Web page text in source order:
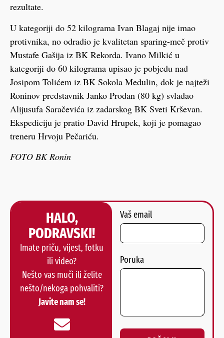
rezultate.
U kategoriji do 52 kilograma Ivan Blagaj nije imao
protivnika, no odradio je kvalitetan sparing-meč protiv
Mustafe Gašija iz BK Rekorda. Ivano Milkić u
kategoriji do 60 kilograma upisao je pobjedu nad
Josipom Tolićem iz BK Sokola Medulin, dok je najteži
Roninov predstavnik Janko Prodan (80 kg) svladao
Alijusufa Saračevića iz zadarskog BK Sveti Krševan.
Ekspediciju je pratio David Hrupek, koji je pomagao
treneru Hrvoju Pečariću.
FOTO BK Ronin
HALO,
PODRAVSKI!
Imate priču, vijest, fotku
ili video?
Nešto vas muči ili želite
nešto/nekoga pohvaliti?
Javite nam se!
Vaš email
Poruka